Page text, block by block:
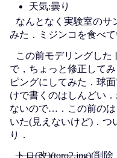
天気:曇り
なんとなく実験室のサ
みた．ミジンコを食べ
この前モデリングした
で，ちょっと修正して
ピングにしてみた．球
けで書くのはしんどい
ないので…．この前の
いた(見えないけど)．つ
り．
トロ(改)(toro2.jpg)(削除